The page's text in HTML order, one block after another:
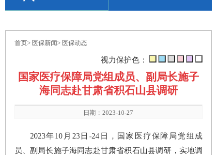
首页> 医保新闻> 医保动态
视力保护色：
国家医疗保障局党组成员、副局长施子
海同志赴甘肃省积石山县调研
日期：2023-10-27
2023年10月23日-24日，国家医疗保障局党组成
员、副局长施子海同志赴甘肃省积石山县调研，实地调